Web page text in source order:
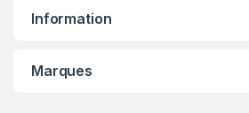
Information
Marques